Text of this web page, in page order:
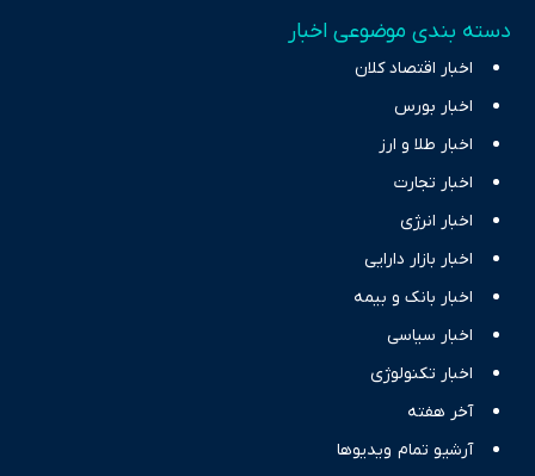
دسته بندی موضوعی اخبار
اخبار اقتصاد کلان
اخبار بورس
اخبار طلا و ارز
اخبار تجارت
اخبار انرژی
اخبار بازار دارایی
اخبار بانک و بیمه
اخبار سیاسی
اخبار تکنولوژی
آخر هفته
آرشیو تمام ویدیوها